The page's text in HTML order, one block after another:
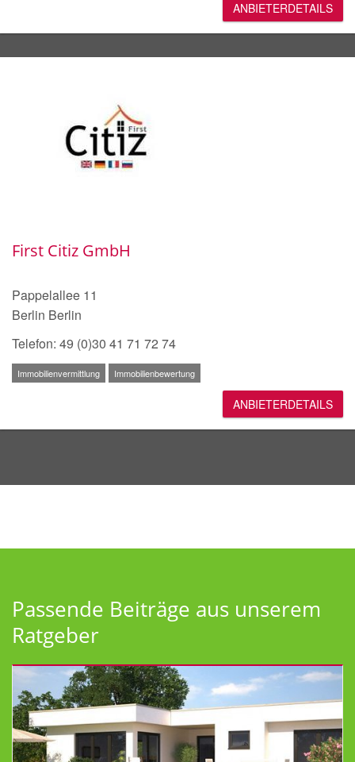
ANBIETERDETAILS
First Citiz GmbH
Pappelallee 11
Berlin Berlin
Telefon: 49 (0)30 41 71 72 74
Immobilienvermittlung Immobilienbewertung
ANBIETERDETAILS
Passende Beiträge aus unserem
Ratgeber